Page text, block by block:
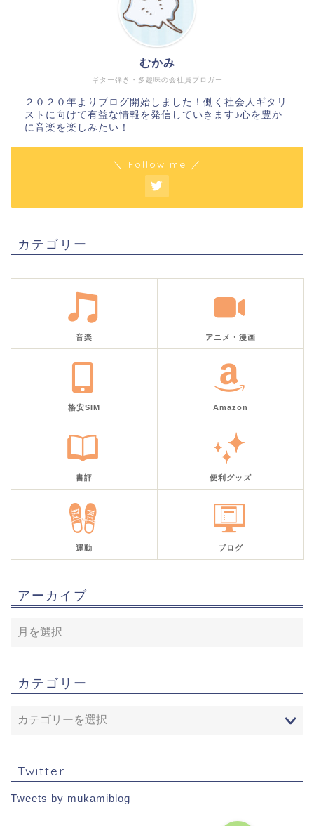
ギター弾き・多趣味の会社員ブロガー
むかみ
２０２０年よりブログ開始しました！働く社会人ギタリ
ストに向けて有益な情報を発信していきます♪心を豊か
に音楽を楽しみたい！
＼ Follow me ／
カテゴリー
音楽 アニメ・漫画
格安SIM Amazon
書評 便利グッズ
運動 ブログ
アーカイブ
カテゴリー
Twitter
Tweets by mukamiblog